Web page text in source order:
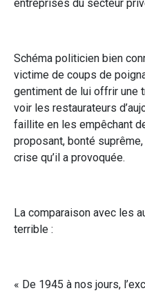
entreprises du secteur
Schéma politicien bien
victime de coups de
gentiment de lui offrir une
voir les restaurateurs
faillite en les empêchant
proposant, bonté
crise qu’il a provoquée.
La comparaison avec les
terrible :
« De 1945 à nos jours,